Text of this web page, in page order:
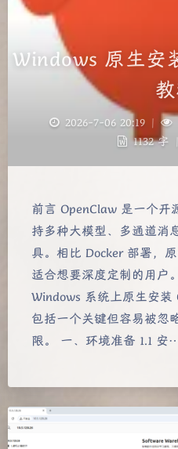
Windows 原生安
2026-7-06 20:19 |
1132 字
前言 OpenClaw 是一个开
持多种大模型、多通道消
具。相比 Docker 部署，
适合想要深度定制的用户
Windows 系统上原生安装
包括一个关键但容易被
限。 一、环境准备 1.1 安